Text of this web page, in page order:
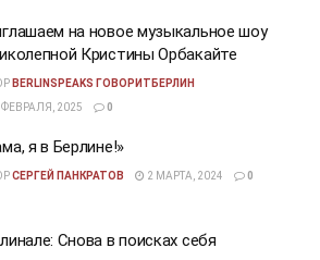
на новое музыкальное шоу
Кристины Орбакайте
BERLINSPEAKS ГОВОРИТБЕРЛИН
ФЕВРАЛЯ, 2025
0
я в Берлине!»
СЕРГЕЙ ПАНКРАТОВ 2 МАРТА, 2024 0
Снова в поисках себя